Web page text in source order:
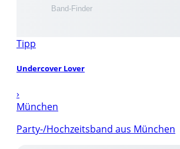
Tipp
Undercover Lover
›
München
Party-/Hochzeitsband aus München